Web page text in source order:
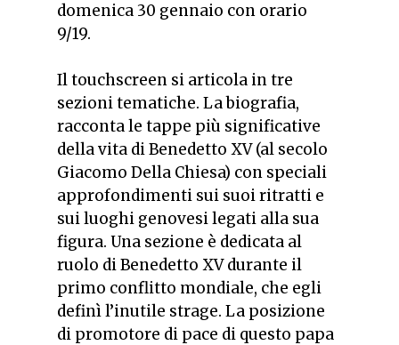
domenica 30 gennaio con orario
9/19.
Iltouchscreen si articola in tre
sezioni tematiche. La biografia,
racconta le tappe più significative
della vita di Benedetto XV (al secolo
Giacomo Della Chiesa) con speciali
approfondimenti sui suoi ritratti e
sui luoghi genovesi legati alla sua
figura. Una sezione è dedicata al
ruolo di Benedetto XV durante il
primo conflitto mondiale, che egli
definìl’inutile strage. La posizione
di promotore di pace di questo papa